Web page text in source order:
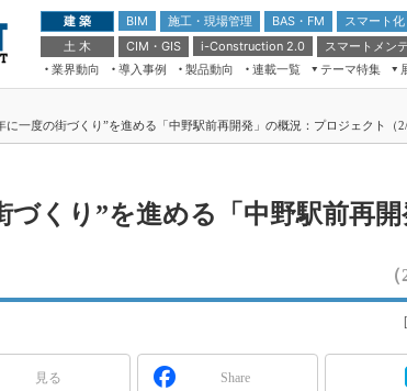
建 築 BIM 施工・現場管理 BAS・FM
スマート
土 木
CIM・GIS i-Construction 2.0
スマートメン
業界動向
導入事例 製品動向 連載一覧
テーマ特集
ドローンがもたらす建設業界の“ゲー
ムチェンジ” Ver.2.0
“Society5.0”時代のスマートビル
第8回 国際 建設・測量展
築・土木・不動産の先端技術展－
2020
メンテナンス・レジリエンスTOKYO
に一度の街づくり”を進める「中野駅前再開発」の概況：プロジェクト（2/
づくり”を進める「中野駅前再
[
見る Share